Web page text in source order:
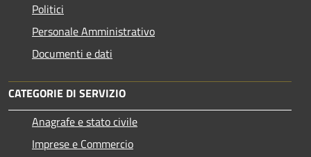
Politici
Personale Amministrativo
Documenti e dati
CATEGORIE DI SERVIZIO
Anagrafe e stato civile
Imprese e Commercio